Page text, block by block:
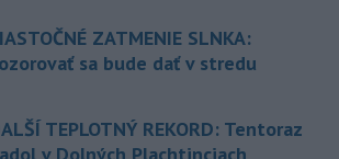
ZATMENIE SLNKA:
sa bude dať v stredu
TEPLOTNÝ REKORD: Tentoraz
v Dolných Plachtinciach